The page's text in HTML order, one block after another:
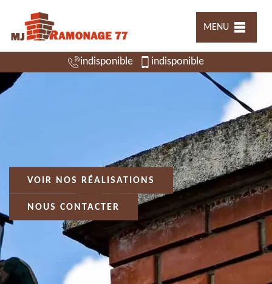
MENU
indisponible indisponible
VOIR NOS RÉALISATIONS
NOUS CONTACTER